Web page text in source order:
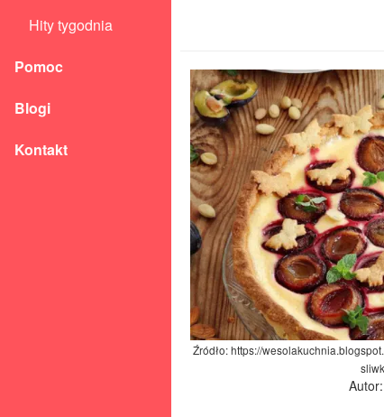
Hity tygodnia
Pomoc
Blogi
Kontakt
Źródło: https://